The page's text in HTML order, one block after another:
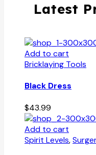
Latest
Add to cart
Bricklaying Tools
Black Dress
$43.99
Add to cart
Spirit Levels,